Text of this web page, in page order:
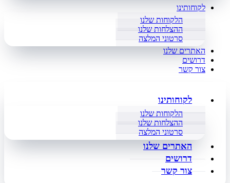
לקוחותינו
הלקוחות שלנו
ההצלחות שלנו
סרטוני המלצה
האתרים שלנו
דרושים
צור קשר
לקוחותינו
הלקוחות שלנו
ההצלחות שלנו
סרטוני המלצה
האתרים שלנו
דרושים
צור קשר